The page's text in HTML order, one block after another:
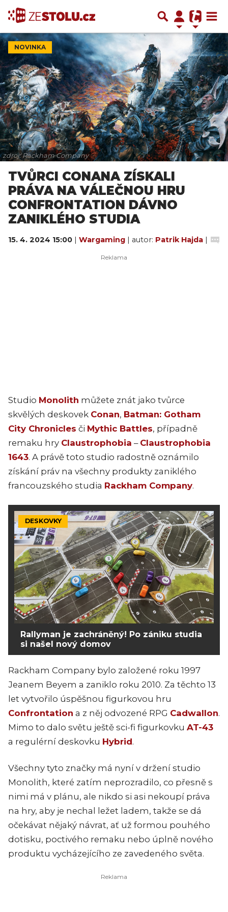
NOVINKA
zdroj: Rackham Company
TVŮRCI CONANA ZÍSKALI
PRÁVA NA VÁLEČNOU HRU
CONFRONTATION DÁVNO
ZANIKLÉHO STUDIA
15. 4. 2024 15:00 | Wargaming | autor: Patrik Hajda |
Studio Monolith můžete znát jako tvůrce
skvělých deskovek Conan, Batman: Gotham
City Chronicles či Mythic Battles, případně
remaku hry Claustrophobia – Claustrophobia
1643. A právě toto studio radostně oznámilo
získání práv na všechny produkty zaniklého
francouzského studia Rackham Company.
DESKOVKY
Rallyman je zachráněný! Po zániku studia
si našel nový domov
Rackham Company bylo založené roku 1997
Jeanem Beyem a zaniklo roku 2010. Za těchto 13
let vytvořilo úspěšnou figurkovou hru
Confrontation a z něj odvozené RPG Cadwallon.
Mimo to dalo světu ještě sci-fi figurkovku AT-43
a regulérní deskovku Hybrid.
Všechny tyto značky má nyní v držení studio
Monolith, které zatím neprozradilo, co přesně s
nimi má v plánu, ale nikdo si asi nekoupí práva
na hry, aby je nechal ležet ladem, takže se dá
očekávat nějaký návrat, ať už formou pouhého
dotisku, poctivého remaku nebo úplně nového
produktu vycházejícího ze zavedeného světa.